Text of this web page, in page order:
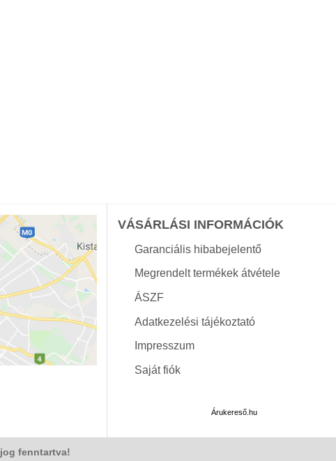
VÁSÁRLÁSI INFORMÁCIÓK
Garanciális hibabejelentő
Megrendelt termékek átvétele
ÁSZF
Adatkezelési tájékoztató
Impresszum
Saját fiók
Árukereső.hu
fenntartva!